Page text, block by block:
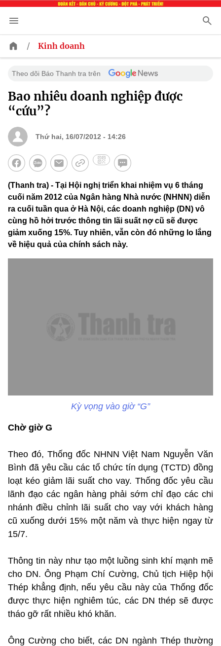
/ Kinh doanh
Theo dõi Báo Thanh tra trên
Bao nhiêu doanh nghiệp được
“cứu”?
Thứ hai, 16/07/2012 - 14:26
(Thanh tra) - Tại Hội nghị triển khai nhiệm vụ 6 tháng
cuối năm 2012 của Ngân hàng Nhà nước (NHNN) diễn
ra cuối tuần qua ở Hà Nội, các doanh nghiệp (DN) vô
cùng hồ hởi trước thông tin lãi suất nợ cũ sẽ được
giảm xuống 15%. Tuy nhiên, vẫn còn đó những lo lắng
về hiệu quả của chính sách này.
Kỳ vọng vào giờ “G”
Chờ giờ G
Theo đó, Thống đốc NHNN Việt Nam Nguyễn Văn
Bình đã yêu cầu các tổ chức tín dụng (TCTD) đồng
loạt kéo giảm lãi suất cho vay. Thống đốc yêu cầu
lãnh đạo các ngân hàng phải sớm chỉ đạo các chi
nhánh điều chỉnh lãi suất cho vay với khách hàng
cũ xuống dưới 15% một năm và thực hiện ngay từ
15/7.
Thông tin này như tạo một luồng sinh khí mạnh mẽ
cho DN. Ông Phạm Chí Cường, Chủ tịch Hiệp hội
Thép khẳng định, nếu yêu cầu này của Thống đốc
được thực hiện nghiêm túc, các DN thép sẽ được
tháo gỡ rất nhiều khó khăn.
Ông Cường cho biết, các DN ngành Thép thường